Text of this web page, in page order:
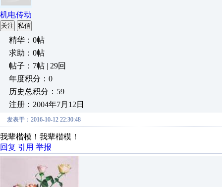
机电传动
关注 私信
精华：0帖
求助：0帖
帖子：7帖 | 29回
年度积分：0
历史总积分：59
注册：2004年7月12日
发表于：2016-10-12 22:30:48
我辈楷模！我辈楷模！
回复 引用 举报